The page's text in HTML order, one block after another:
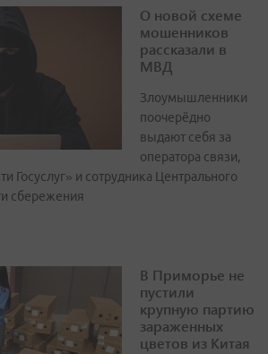
О новой схеме
мошенников
рассказали в
МВД
Злоумышленники
поочерёдно
выдают себя за
оператора связи,
Госуслуг» и сотрудника Центрального
сбережения
В Приморье не
пустили
крупную партию
зараженных
цветов из Китая